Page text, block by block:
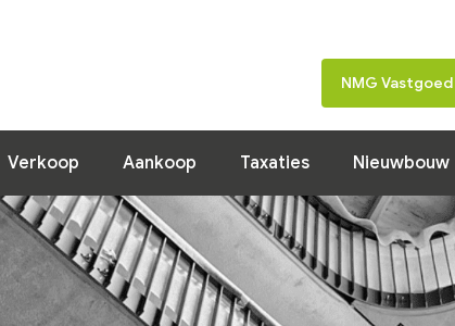
NMG Vastgoed
Verkoop Aankoop Taxaties Nieuwbouw
Koopwoningen Verkoop